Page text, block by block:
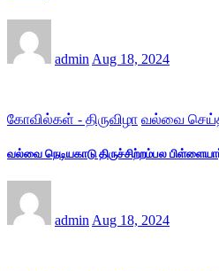
admin Aug 18, 2024
கோவில்கள் - திருவிழா வல்வை
வல்வை நெடியகாடு திருச்சிற்றம்பல
admin Aug 18, 2024